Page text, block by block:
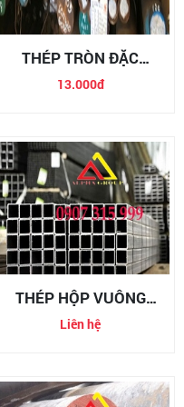
THÉP TRÒN ĐẶC
SS400/Q235B/A36/
13.000đ
THÉP HỘP VUÔNG
150X150X3.5LY
Liên hệ